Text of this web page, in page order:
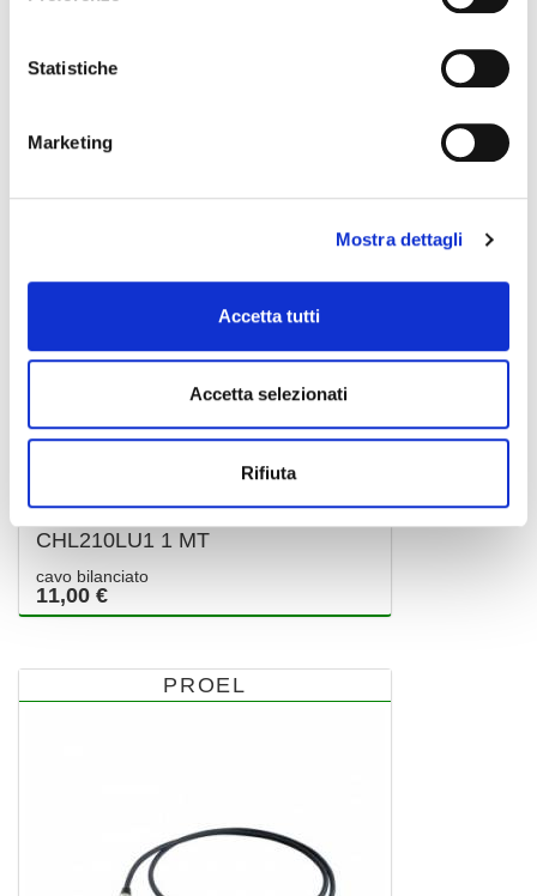
Statistiche
Marketing
Mostra dettagli
Accetta tutti
Accetta selezionati
Rifiuta
CHL210LU1 1 MT
cavo bilanciato
11,00 €
PROEL